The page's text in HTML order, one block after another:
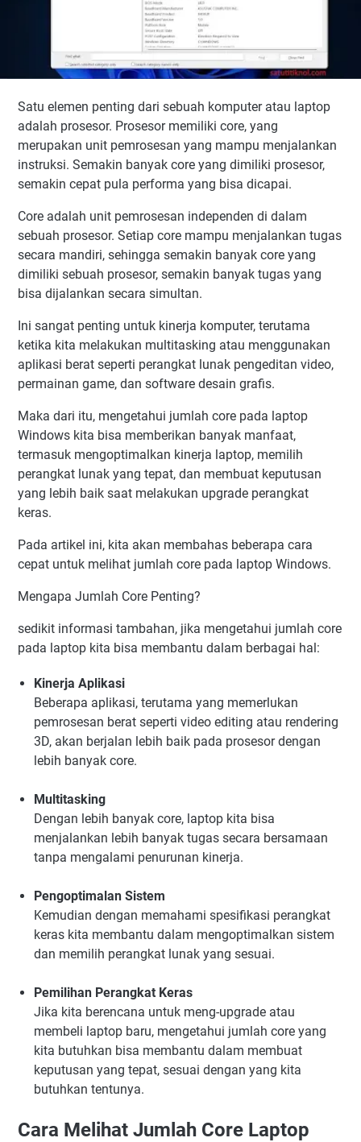
Satu elemen penting dari sebuah komputer atau laptop
adalah prosesor. Prosesor memiliki core, yang
merupakan unit pemrosesan yang mampu menjalankan
instruksi. Semakin banyak core yang dimiliki prosesor,
semakin cepat pula performa yang bisa dicapai.
Core adalah unit pemrosesan independen di dalam
sebuah prosesor. Setiap core mampu menjalankan tugas
secara mandiri, sehingga semakin banyak core yang
dimiliki sebuah prosesor, semakin banyak tugas yang
bisa dijalankan secara simultan.
Ini sangat penting untuk kinerja komputer, terutama
ketika kita melakukan multitasking atau menggunakan
aplikasi berat seperti perangkat lunak pengeditan video,
permainan game, dan software desain grafis.
Maka dari itu, mengetahui jumlah core pada laptop
Windows kita bisa memberikan banyak manfaat,
termasuk mengoptimalkan kinerja laptop, memilih
perangkat lunak yang tepat, dan membuat keputusan
yang lebih baik saat melakukan upgrade perangkat
keras.
Pada artikel ini, kita akan membahas beberapa cara
cepat untuk melihat jumlah core pada laptop Windows.
Mengapa Jumlah Core Penting?
sedikit informasi tambahan, jika mengetahui jumlah core
pada laptop kita bisa membantu dalam berbagai hal:
Kinerja Aplikasi
Beberapa aplikasi, terutama yang memerlukan
pemrosesan berat seperti video editing atau rendering
3D, akan berjalan lebih baik pada prosesor dengan
lebih banyak core.
Multitasking
Dengan lebih banyak core, laptop kita bisa
menjalankan lebih banyak tugas secara bersamaan
tanpa mengalami penurunan kinerja.
Pengoptimalan Sistem
Kemudian dengan memahami spesifikasi perangkat
keras kita membantu dalam mengoptimalkan sistem
dan memilih perangkat lunak yang sesuai.
Pemilihan Perangkat Keras
Jika kita berencana untuk meng-upgrade atau
membeli laptop baru, mengetahui jumlah core yang
kita butuhkan bisa membantu dalam membuat
keputusan yang tepat, sesuai dengan yang kita
butuhkan tentunya.
Cara Melihat Jumlah Core Laptop